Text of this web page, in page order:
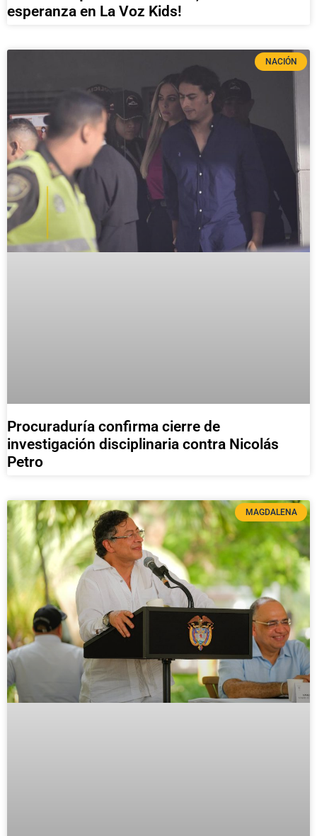
esperanza en La Voz Kids!
NACIÓN
Procuraduría confirma cierre de
investigación disciplinaria contra Nicolás
Petro
MAGDALENA